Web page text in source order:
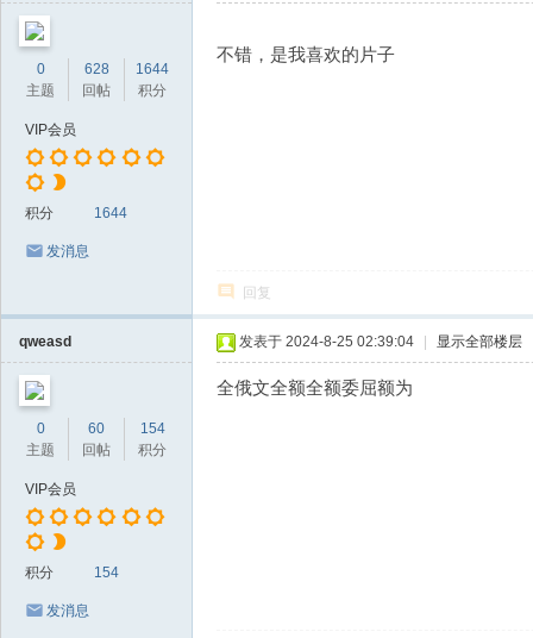
0
主题
628
回帖
1644
积分
VIP会员
积分 1644
发消息
不错，是我喜欢的片子
回复
qweasd
0
主题
60
回帖
154
积分
VIP会员
积分 154
发消息
发表于 2024-8-25 02:39:04 显示全部楼层
全俄文全额全额委屈额为